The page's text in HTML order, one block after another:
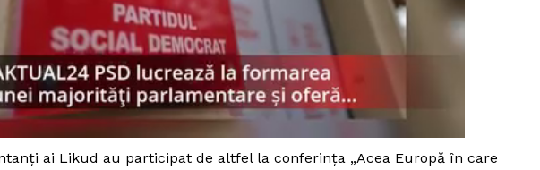
ai Likud au participat de altfel la conferința „Acea Europă în care